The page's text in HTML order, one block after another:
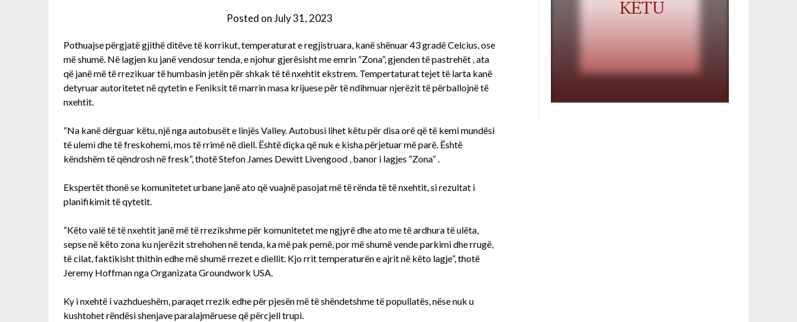
Posted onJuly 31, 2023
Pothuajse përgjatë gjithë ditëve të korrikut, temperaturat e regjistruara, kanë shënuar 43 gradë Celcius, ose
më shumë. Në lagjen ku janë vendosur tenda, e njohur gjerësisht me emrin “Zona”, gjenden të pastrehët , ata
që janë më të rrezikuar të humbasin jetën për shkak të të nxehtit ekstrem. Tempertaturat tejet të larta kanë
detyruar autoritetet në qytetin e Feniksit të marrin masa krijuese për të ndihmuar njerëzit të përballojnë të
nxehtit.
“Na kanë dërguar këtu, një nga autobusët e linjës Valley. Autobusi lihet këtu për disa orë që të kemi mundësi
të ulemi dhe të freskohemi, mos të rrimë në diell. Është diçka që nuk e kisha përjetuar më parë. Është
këndshëm të qëndrosh në fresk”, thotë Stefon James Dewitt Livengood , banor i lagjes “Zona” .
Ekspertët thonë se komunitetet urbane janë ato që vuajnë pasojat më të rënda të të nxehtit, si rezultat i
planifikimit të qytetit.
“Këto valë të të nxehtit janë më të rrezikshme për komunitetet me ngjyrë dhe ato me të ardhura të ulëta,
sepse në këto zona ku njerëzit strehohen në tenda, ka më pak pemë, por më shumë vende parkimi dhe rrugë,
të cilat, faktikisht thithin edhe më shumë rrezet e diellit. Kjo rrit temperaturën e ajrit në këto lagje”, thotë
Jeremy Hoffman nga Organizata Groundwork USA.
Ky i nxehtë i vazhdueshëm, paraqet rrezik edhe për pjesën më të shëndetshme të popullatës, nëse nuk u
kushtohet rëndësi shenjave paralajmëruese që përcjell trupi.